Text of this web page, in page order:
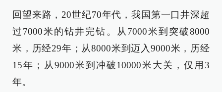
回望来路，20世纪70年代，我国第一口井深超
过7000米的钻井完钻。从7000米到突破8000
米，历经29年；从8000米到迈入9000米，历经
15年；从9000米到冲破10000米大关，仅用3
年。